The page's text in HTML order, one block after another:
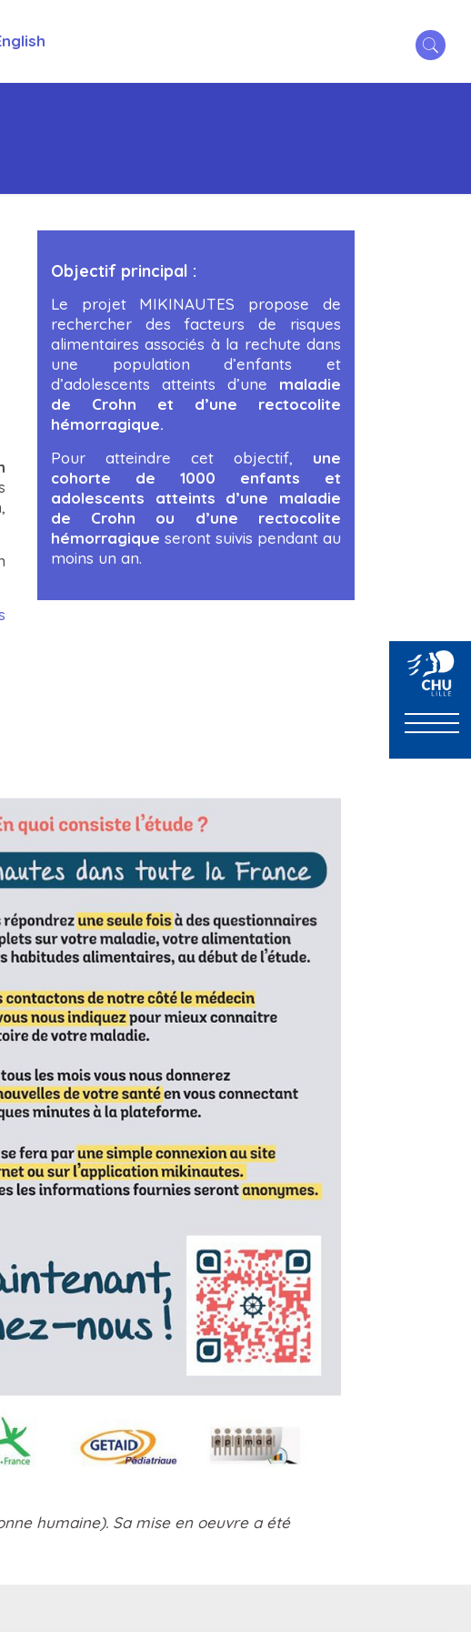
Objectif principal :
Le projet MIKINAUTES propose de
rechercher des facteurs de risques
alimentaires associés à la rechute dans
une population d’enfants et
d’adolescents atteints d’une maladie
de Crohn et d’une rectocolite
hémorragique.
Pour atteindre cet objectif, une
cohorte de 1000 enfants et
adolescents atteints d’une maladie
de Crohn ou d’une rectocolite
hémorragique seront suivis pendant au
moins un an.
humaine). Sa mise en oeuvre a été